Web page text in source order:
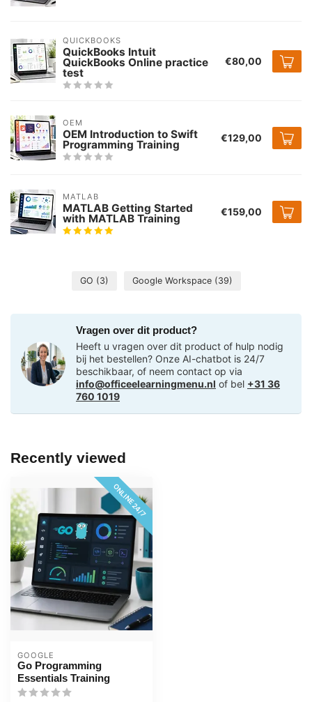
QUICKBOOKS
QuickBooks Intuit
QuickBooks Online practice
test
€80,00
OEM
OEM Introduction to Swift
Programming Training €129,00
MATLAB
MATLAB Getting Started
with MATLAB Training €159,00
GO (3) Google Workspace (39)
Vragen over dit product?
Heeft u vragen over dit product of hulp nodig
bij het bestellen? Onze AI-chatbot is 24/7
beschikbaar, of neem contact op via
info@officeelearningmenu.nl of bel +31 36
760 1019
Recently viewed
ONLINE 24/7
GOOGLE
Go Programming
Essentials Training